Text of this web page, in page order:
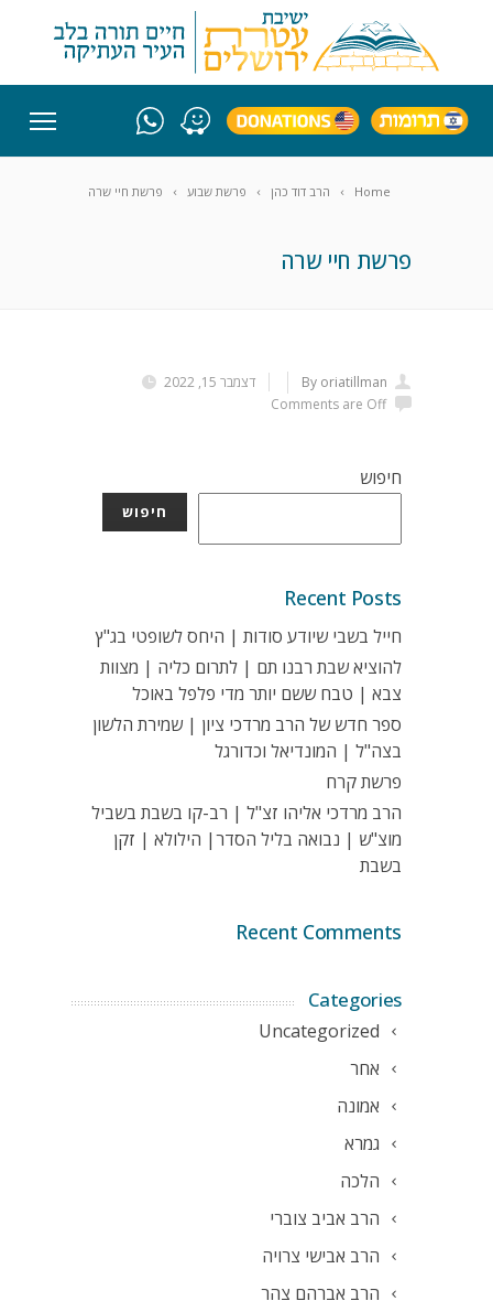
Home הרב דוד כהן פרשת שבוע פרשת חיי שרה
פרשת חיי שרה
דצמבר 15, 2022
By oriatillman
Comments are Off
חיפוש
חיפוש
Recent Posts
חייל בשבי שיודע סודות | היחס לשופטי בג"ץ
להוציא שבת רבנו תם | לתרום כליה | מצוות
צבא | טבח ששם יותר מדי פלפל באוכל
ספר חדש של הרב מרדכי ציון | שמירת הלשון
בצה"ל | המונדיאל וכדורגל
פרשת קרח
הרב מרדכי אליהו זצ"ל | רב-קו בשבת בשביל
מוצ"ש | נבואה בליל הסדר| הילולא | זקן
בשבת
Recent Comments
Categories
Uncategorized
אחר
אמונה
גמרא
הלכה
הרב אביב צוברי
הרב אבישי צרויה
הרב אברהם צהר